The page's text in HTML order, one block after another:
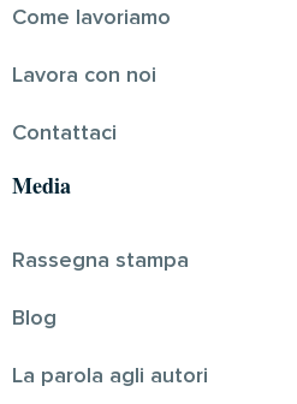
Come lavoriamo
Lavora con noi
Contattaci
Media
Rassegna stampa
Blog
La parola agli autori